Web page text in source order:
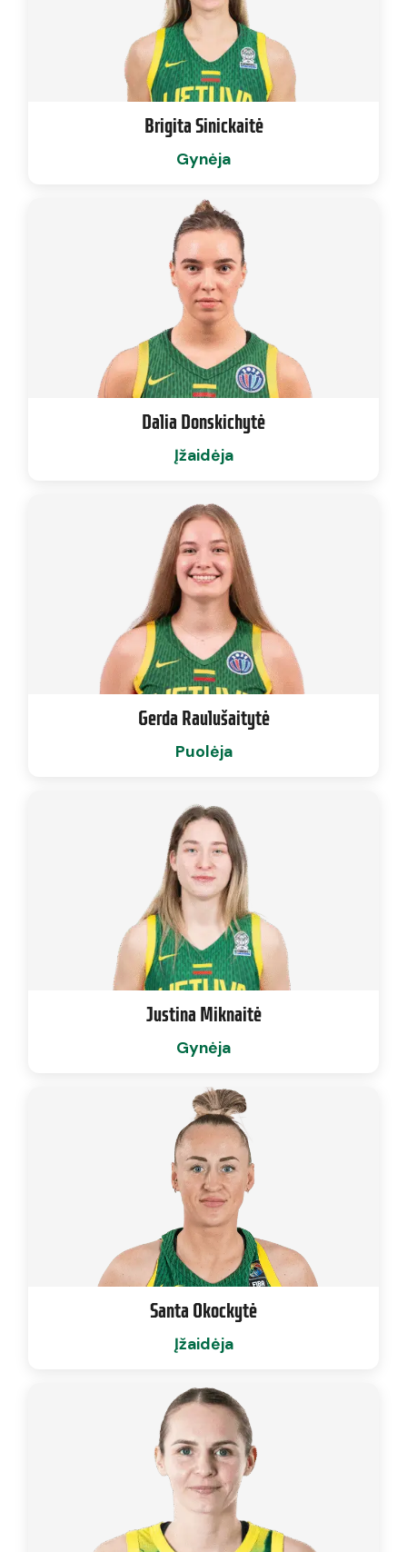
Brigita Sinickaitė
Gynėja
Dalia Donskichytė
Įžaidėja
Gerda Raulušaitytė
Puolėja
Justina Miknaitė
Gynėja
Santa Okockytė
Įžaidėja